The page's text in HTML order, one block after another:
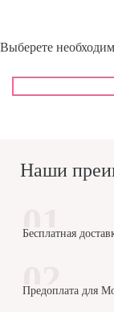
Выберете
Наши
Бесплатная
Предоплата для